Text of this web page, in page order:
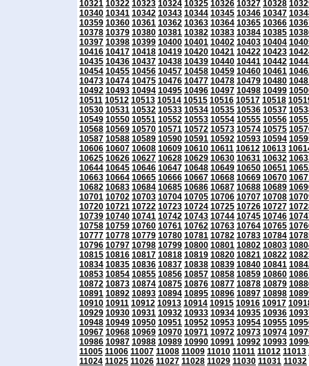
10321 10322 10323 10324 10325 10326 10327 10328
10340 10341 10342 10343 10344 10345 10346 10347
10359 10360 10361 10362 10363 10364 10365 10366
10378 10379 10380 10381 10382 10383 10384 10385
10397 10398 10399 10400 10401 10402 10403 10404
10416 10417 10418 10419 10420 10421 10422 10423
10435 10436 10437 10438 10439 10440 10441 10442
10454 10455 10456 10457 10458 10459 10460 10461
10473 10474 10475 10476 10477 10478 10479 10480
10492 10493 10494 10495 10496 10497 10498 10499
10511 10512 10513 10514 10515 10516 10517 10518
10530 10531 10532 10533 10534 10535 10536 10537
10549 10550 10551 10552 10553 10554 10555 10556
10568 10569 10570 10571 10572 10573 10574 10575
10587 10588 10589 10590 10591 10592 10593 10594
10606 10607 10608 10609 10610 10611 10612 10613
10625 10626 10627 10628 10629 10630 10631 10632
10644 10645 10646 10647 10648 10649 10650 10651
10663 10664 10665 10666 10667 10668 10669 10670
10682 10683 10684 10685 10686 10687 10688 10689
10701 10702 10703 10704 10705 10706 10707 10708
10720 10721 10722 10723 10724 10725 10726 10727
10739 10740 10741 10742 10743 10744 10745 10746
10758 10759 10760 10761 10762 10763 10764 10765
10777 10778 10779 10780 10781 10782 10783 10784
10796 10797 10798 10799 10800 10801 10802 10803
10815 10816 10817 10818 10819 10820 10821 10822
10834 10835 10836 10837 10838 10839 10840 10841
10853 10854 10855 10856 10857 10858 10859 10860
10872 10873 10874 10875 10876 10877 10878 10879
10891 10892 10893 10894 10895 10896 10897 10898
10910 10911 10912 10913 10914 10915 10916 10917
10929 10930 10931 10932 10933 10934 10935 10936
10948 10949 10950 10951 10952 10953 10954 10955
10967 10968 10969 10970 10971 10972 10973 10974
10986 10987 10988 10989 10990 10991 10992 10993
11005 11006 11007 11008 11009 11010 11011 11012 11013
11024 11025 11026 11027 11028 11029 11030 11031 11032